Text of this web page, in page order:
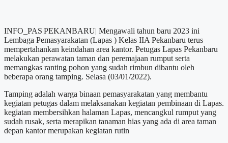
INFO_PAS|PEKANBARU| Mengawali tahun baru 2023 ini
Lembaga Pemasyarakatan (Lapas ) Kelas IIA Pekanbaru terus
mempertahankan keindahan area kantor. Petugas Lapas Pekanbaru
melakukan perawatan taman dan peremajaan rumput serta
memangkas ranting pohon yang sudah rimbun dibantu oleh
beberapa orang tamping. Selasa (03/01/2022).
Tamping adalah warga binaan pemasyarakatan yang membantu
kegiatan petugas dalam melaksanakan kegiatan pembinaan di Lapas.
kegiatan membersihkan halaman Lapas, mencangkul rumput yang
sudah rusak, serta merapikan tanaman hias yang ada di area taman
depan kantor merupakan kegiatan rutin